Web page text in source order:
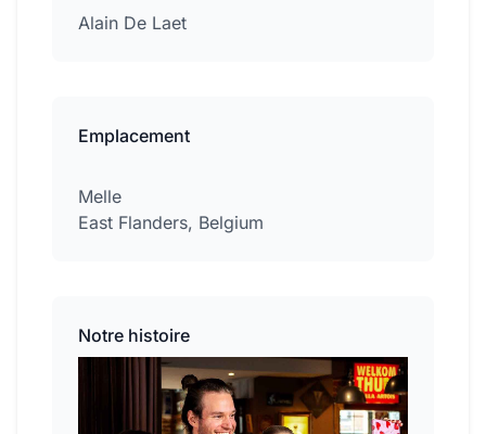
Alain De Laet
Emplacement
Melle
East Flanders, Belgium
Notre histoire